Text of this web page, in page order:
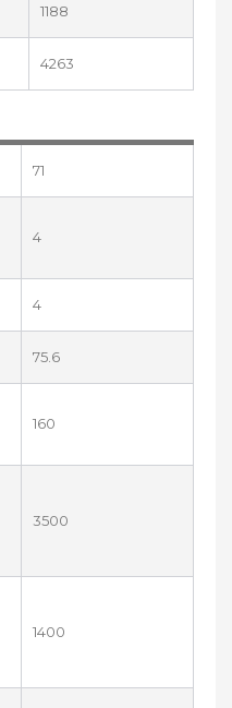
1188
4263
71
4
4
75.6
160
3500
1400